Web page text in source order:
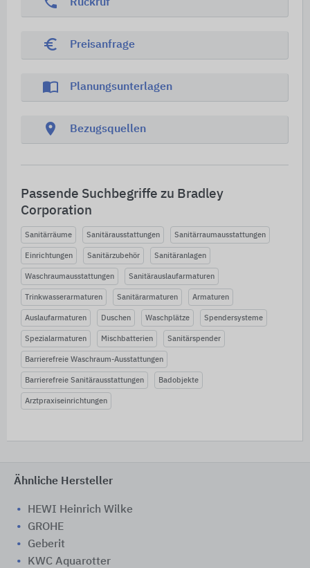
Rückruf
euro_symbol Preisanfrage
import_contacts Planungsunterlagen
location_on Bezugsquellen
Passende Suchbegriffe zu Bradley
Corporation
Sanitärräume Sanitärausstattungen Sanitärraumausstattungen
Einrichtungen Sanitärzubehör Sanitäranlagen
Waschraumausstattungen Sanitärauslaufarmaturen
Trinkwasserarmaturen Sanitärarmaturen Armaturen
Auslaufarmaturen Duschen Waschplätze Spendersysteme
Spezialarmaturen Mischbatterien Sanitärspender
Barrierefreie Waschraum-Ausstattungen
Barrierefreie Sanitärausstattungen Badobjekte
Arztpraxiseinrichtungen
Ähnliche Hersteller
HEWI Heinrich Wilke
GROHE
Geberit
KWC Aquarotter